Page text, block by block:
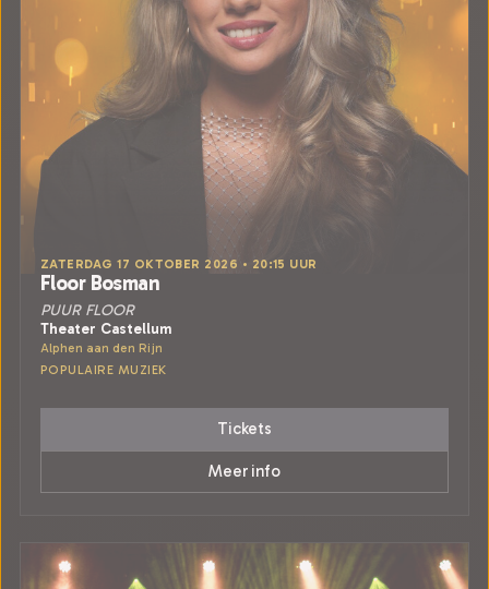
ZATERDAG 17 OKTOBER 2026 • 20:15 UUR
Floor Bosman
PUUR FLOOR
Theater Castellum
Alphen aan den Rijn
POPULAIRE MUZIEK
Tickets
Meer info